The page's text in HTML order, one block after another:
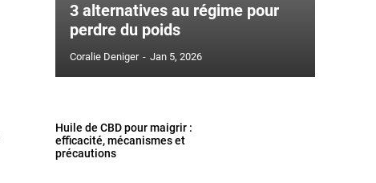
3 alternatives au régime pour
perdre du poids
Coralie Deniger - Jan 5, 2026
Huile de CBD pour maigrir :
efficacité, mécanismes et
précautions